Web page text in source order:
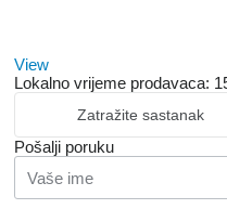
View
Lokalno vrijeme prodavaca:
Zatražite sastanak
Pošalji poruku